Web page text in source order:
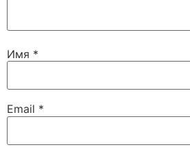
Имя *
Email *